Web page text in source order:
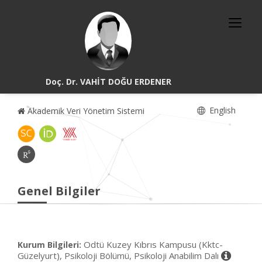
Doç. Dr. VAHİT DOĞU ERDENER
Akademik Veri Yönetim Sistemi English
Genel Bilgiler
Kurum Bilgileri: Odtü Kuzey Kıbrıs Kampusu (Kktc-
Güzelyurt), Psikoloji Bölümü, Psikoloji Anabilim Dalı